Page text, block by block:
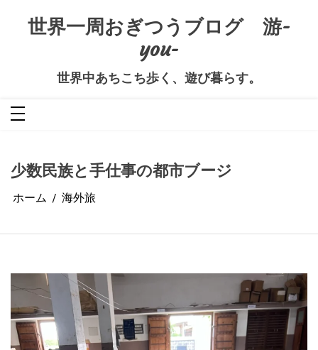
世界一周おぎつうブログ 游-
you-
世界中あちこち歩く、遊び暮らす。
少数民族と手仕事の都市ブージ
ホーム 海外旅